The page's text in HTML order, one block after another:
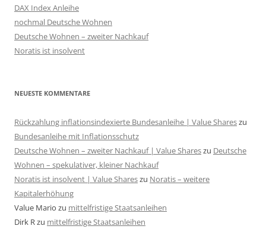
DAX Index Anleihe
nochmal Deutsche Wohnen
Deutsche Wohnen – zweiter Nachkauf
Noratis ist insolvent
NEUESTE KOMMENTARE
Rückzahlung inflationsindexierte Bundesanleihe | Value Shareszu
Bundesanleihe mit Inflationsschutz
Deutsche Wohnen – zweiter Nachkauf | Value Shareszu Deutsche
Wohnen – spekulativer, kleiner Nachkauf
Noratis ist insolvent | Value Shareszu Noratis – weitere
Kapitalerhöhung
Value Mario zu mittelfristige Staatsanleihen
Dirk Rzu mittelfristige Staatsanleihen